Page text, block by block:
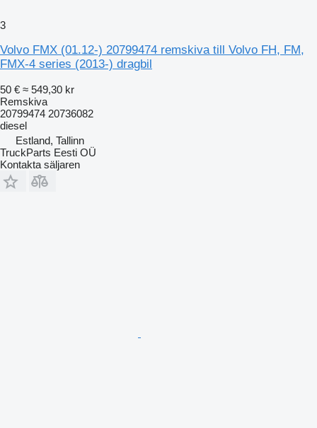
3
Volvo FMX (01.12-) 20799474 remskiva till Volvo FH, FM,
FMX-4 series (2013-) dragbil
50 € ≈ 549,30 kr
Remskiva
20799474 20736082
diesel
Estland, Tallinn
TruckParts Eesti OÜ
Kontakta säljaren